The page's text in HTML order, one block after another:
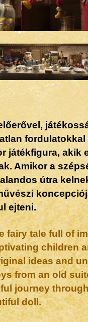
játékfigura, akik
Amikor a
útra
ejteni.
fairy tale full of
children
ideas and
from an old
journey
doll.